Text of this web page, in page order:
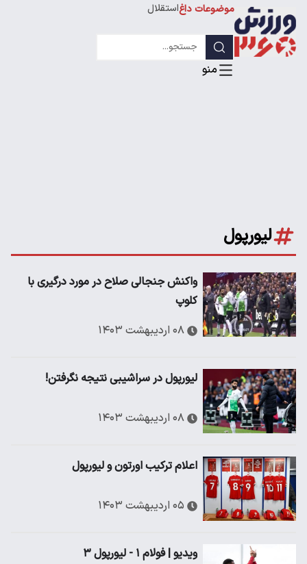
موضوعات داغاستقلال
لیورپول
واکنش جنجالی صلاح در مورد درگیری با
کلوپ
۰۸ اردیبهشت ۱۴۰۳
لیورپول در سراشیبی نتیجه نگرفتن!
۰۸ اردیبهشت ۱۴۰۳
اعلام ترکیب اورتون و لیورپول
۰۵ اردیبهشت ۱۴۰۳
ویدیو | فولام ۱ - لیورپول ۳